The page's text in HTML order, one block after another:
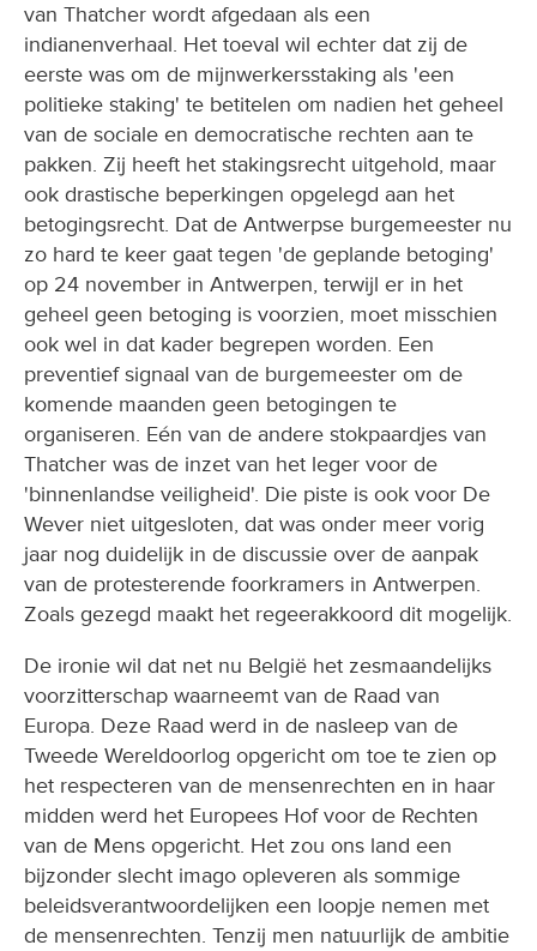
van Thatcher wordt afgedaan als een
indianenverhaal. Het toeval wil echter dat zij de
eerste was om de mijnwerkersstaking als 'een
politieke staking' te betitelen om nadien het geheel
van de sociale en democratische rechten aan te
pakken. Zij heeft het stakingsrecht uitgehold, maar
ook drastische beperkingen opgelegd aan het
betogingsrecht. Dat de Antwerpse burgemeester nu
zo hard te keer gaat tegen 'de geplande betoging'
op 24 november in Antwerpen, terwijl er in het
geheel geen betoging is voorzien, moet misschien
ook wel in dat kader begrepen worden. Een
preventief signaal van de burgemeester om de
komende maanden geen betogingen te
organiseren. Eén van de andere stokpaardjes van
Thatcher was de inzet van het leger voor de
'binnenlandse veiligheid'. Die piste is ook voor De
Wever niet uitgesloten, dat was onder meer vorig
jaar nog duidelijk in de discussie over de aanpak
van de protesterende foorkramers in Antwerpen.
Zoals gezegd maakt het regeerakkoord dit mogelijk.
De ironie wil dat net nu België het zesmaandelijks
voorzitterschap waarneemt van de Raad van
Europa. Deze Raad werd in de nasleep van de
Tweede Wereldoorlog opgericht om toe te zien op
het respecteren van de mensenrechten en in haar
midden werd het Europees Hof voor de Rechten
van de Mens opgericht. Het zou ons land een
bijzonder slecht imago opleveren als sommige
beleidsverantwoordelijken een loopje nemen met
de mensenrechten. Tenzij men natuurlijk de ambitie